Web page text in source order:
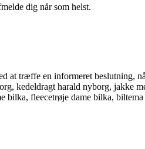
dig når som helst.
at træffe en informeret beslutning,
kedeldragt harald nyborg, jakke
bilka, fleecetrøje dame bilka, biltema